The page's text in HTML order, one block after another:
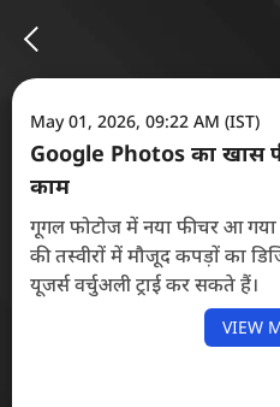
May 01, 2026, 09:22 AM (IST)
Google Photos का खास
काम
गूगल फोटोज में नया फीचर आ गया
की तस्वीरों में मौजूद कपड़ों का
यूजर्स वर्चुअली ट्राई कर सकते हैं।
VIEW